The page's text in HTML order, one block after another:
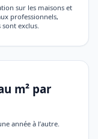
sur les maisons et
professionnels,
exclus.
m² par
année à l’autre.